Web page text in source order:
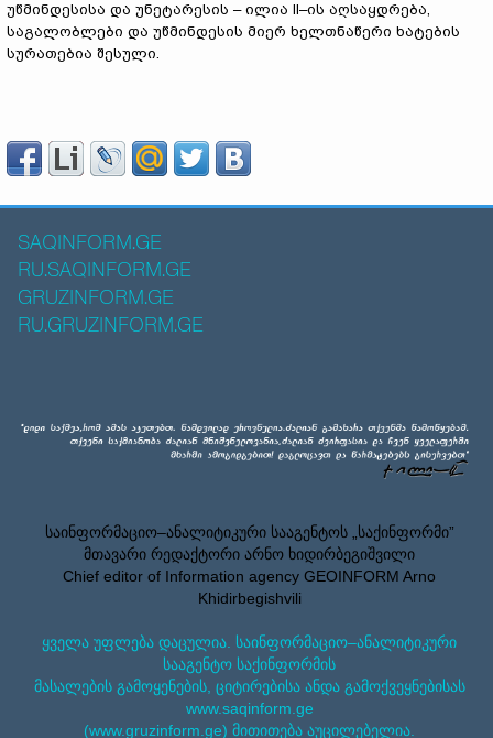
უწმინდესისა და უნეტარესის – ილია II–ის აღსაყდრება,
საგალობლები და უწმინდესის მიერ ხელთნაწერი ხატების
სურათებია შესული.
SAQINFORM.GE
RU.SAQINFORM.GE
GRUZINFORM.GE
RU.GRUZINFORM.GE
საინფორმაციო–ანალიტიკური სააგენტოს „საქინფორმი”
მთავარი რედაქტორი არნო ხიდირბეგიშვილი
Chief editor of Information agency GEOINFORM Arno
Khidirbegishvili
ყველა უფლება დაცულია. საინფორმაციო–ანალიტიკური
სააგენტო საქინფორმის
მასალების გამოყენების, ციტირებისა ანდა გამოქვეყნებისას
www.saqinform.ge
(www.gruzinform.ge) მითითება აუცილებელია.